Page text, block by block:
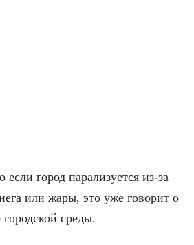
если город парализуется из-за
или жары, это уже говорит о
среды.